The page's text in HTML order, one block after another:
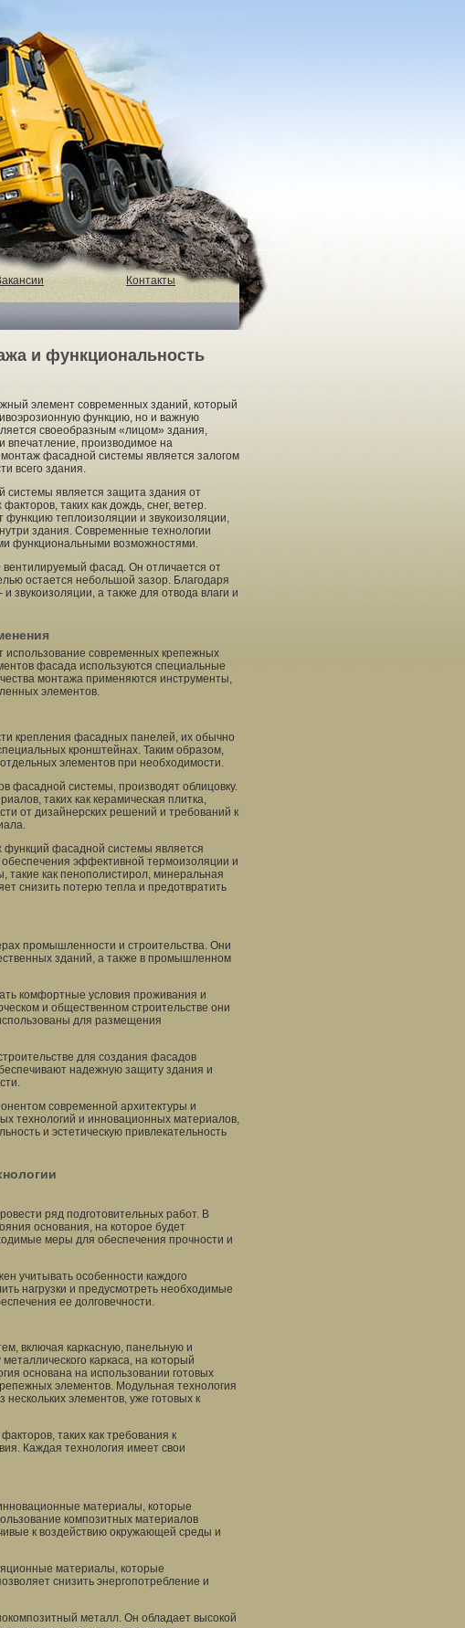
Контакты
и функциональность
элемент современных зданий, который
функцию, но и важную
своеобразным «лицом» здания,
впечатление, производимое на
фасадной системы является залогом
всего здания.
системы является защита здания от
таких как дождь, снег, ветер.
функцию теплоизоляции и звукоизоляции,
здания. Современные технологии
функциональными возможностями.
фасад. Он отличается от
остается небольшой зазор. Благодаря
звукоизоляции, а также для отвода влаги и
современных крепежных
фасада используются специальные
монтажа применяются инструменты,
элементов.
крепления фасадных панелей, их обычно
кронштейнах. Таким образом,
элементов при необходимости.
фасадной системы, производят облицовку.
таких как керамическая плитка,
от дизайнерских решений и требований к
фасадной системы является
эффективной термоизоляции и
такие как пенополистирол, минеральная
снизить потерю тепла и предотвратить
промышленности и строительства. Они
зданий, а также в промышленном
комфортные условия проживания и
и общественном строительстве они
для размещения
для создания фасадов
надежную защиту здания и
современной архитектуры и
технологий и инновационных материалов,
и эстетическую привлекательность
ряд подготовительных работ. В
основания, на которое будет
меры для обеспечения прочности и
учитывать особенности каждого
нагрузки и предусмотреть необходимые
ее долговечности.
включая каркасную, панельную и
каркаса, на который
основана на использовании готовых
элементов. Модульная технология
элементов, уже готовых к
таких как требования к
Каждая технология имеет свои
материалы, которые
композитных материалов
к воздействию окружающей среды и
материалы, которые
снизить энергопотребление и
металл. Он обладает высокой